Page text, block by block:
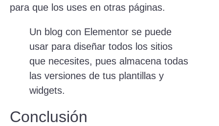
para que los uses en otras páginas.
Un blog con Elementor se puede
usar para diseñar todos los sitios
que necesites, pues almacena todas
las versiones de tus plantillas y
widgets.
Conclusión